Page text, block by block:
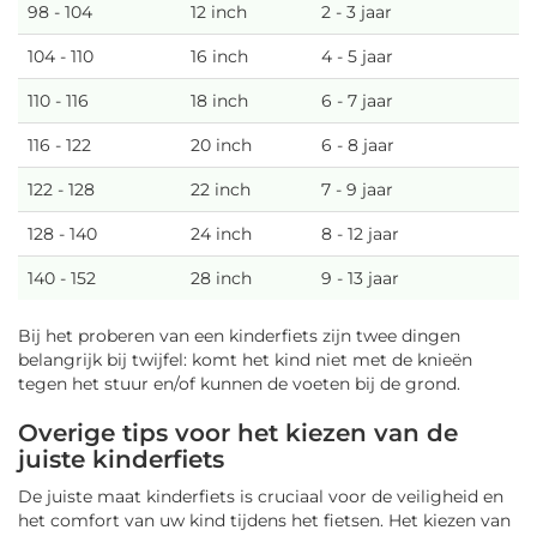
98 - 104 12 inch 2 - 3 jaar
104 - 110 16 inch 4 - 5 jaar
110 - 116 18 inch 6 - 7 jaar
116 - 122 20 inch 6 - 8 jaar
122 - 128 22 inch 7 - 9 jaar
128 - 140 24 inch 8 - 12 jaar
140 - 152 28 inch 9 - 13 jaar
Bij het proberen van een kinderfiets zijn twee dingen
belangrijk bij twijfel: komt het kind niet met de knieën
tegen het stuur en/of kunnen de voeten bij de grond.
Overige tips voor het kiezen van de
juiste kinderfiets
De juiste maat kinderfiets is cruciaal voor de veiligheid en
het comfort van uw kind tijdens het fietsen. Het kiezen van